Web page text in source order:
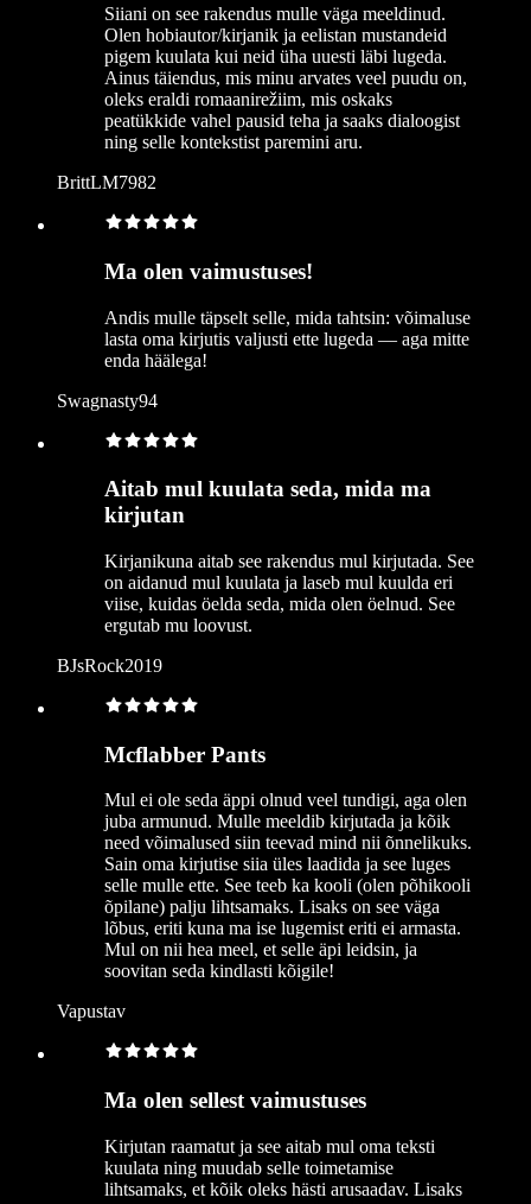
Siiani on see rakendus mulle väga meeldinud.
Olen hobiautor/kirjanik ja eelistan mustandeid
pigem kuulata kui neid üha uuesti läbi lugeda.
Ainus täiendus, mis minu arvates veel puudu on,
oleks eraldi romaanirežiim, mis oskaks
peatükkide vahel pausid teha ja saaks dialoogist
ning selle kontekstist paremini aru.
BrittLM7982
Ma olen vaimustuses!
Andis mulle täpselt selle, mida tahtsin: võimaluse
lasta oma kirjutis valjusti ette lugeda — aga mitte
enda häälega!
Swagnasty94
Aitab mul kuulata seda, mida ma
kirjutan
Kirjanikuna aitab see rakendus mul kirjutada. See
on aidanud mul kuulata ja laseb mul kuulda eri
viise, kuidas öelda seda, mida olen öelnud. See
ergutab mu loovust.
BJsRock2019
Mcflabber Pants
Mul ei ole seda äppi olnud veel tundigi, aga olen
juba armunud. Mulle meeldib kirjutada ja kõik
need võimalused siin teevad mind nii õnnelikuks.
Sain oma kirjutise siia üles laadida ja see luges
selle mulle ette. See teeb ka kooli (olen põhikooli
õpilane) palju lihtsamaks. Lisaks on see väga
lõbus, eriti kuna ma ise lugemist eriti ei armasta.
Mul on nii hea meel, et selle äpi leidsin, ja
soovitan seda kindlasti kõigile!
Vapustav
Ma olen sellest vaimustuses
Kirjutan raamatut ja see aitab mul oma teksti
kuulata ning muudab selle toimetamise
lihtsamaks, et kõik oleks hästi arusaadav. Lisaks